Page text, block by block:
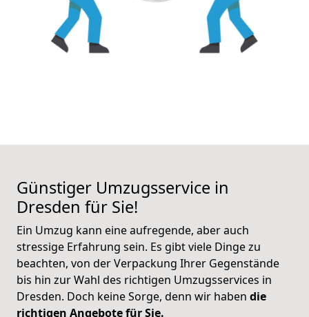
Günstiger Umzugsservice in
Dresden für Sie!
Ein Umzug kann eine aufregende, aber auch
stressige Erfahrung sein. Es gibt viele Dinge zu
beachten, von der Verpackung Ihrer Gegenstände
bis hin zur Wahl des richtigen Umzugsservices in
Dresden. Doch keine Sorge, denn wir haben die
richtigen Angebote für Sie.